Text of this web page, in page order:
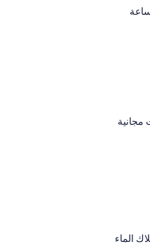
مجانية
الماء